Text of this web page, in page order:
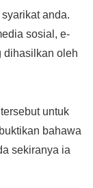
anda.
sosial, e-
dihasilkan oleh
untuk
bahawa
sekiranya ia